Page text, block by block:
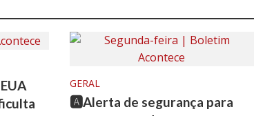
GERAL
🅰️Alerta de segurança para